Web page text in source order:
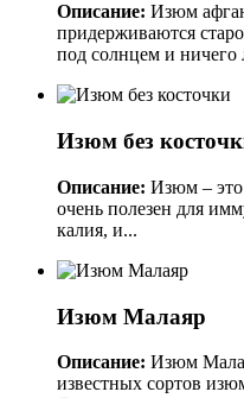
Описание: Изюм
придерживаются
под солнцем и ничего
Изюм без
Описание: Изюм –
очень полезен для
калия, и...
Изюм Малаяр
Описание: Изюм
известных сортов